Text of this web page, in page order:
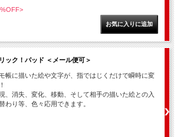
ック！パッド ＜メール便可＞
帳に描いた絵や文字が、指ではじくだけで瞬時に変
、消失、変化、移動、そして相手の描いた絵との入
わり等、色々応用できます。